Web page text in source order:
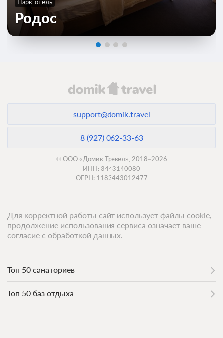
Парк-отель
Родос
support@domik.travel
8 (927) 062-33-63
© ООО «Домик Тревел», 2018–2026
ИНН: 3443140080
ОГРН: 1183443012477
Топ 50 санаториев
Топ 50 баз отдыха
Для корректной работы сайт использует файлы cookie,
продолжение использования сервиса означает ваше
согласие с обработкой данных.